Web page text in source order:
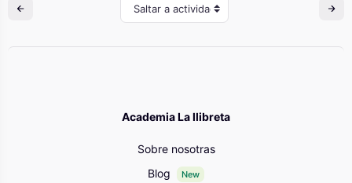
Saltar a actividad
Academia La llibreta
Sobre nosotras
Blog
New